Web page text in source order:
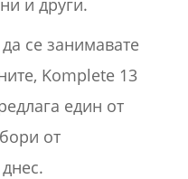
се занимавате
Komplete 13
един от
от